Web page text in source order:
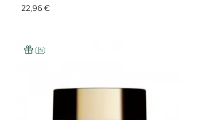
22,96 €